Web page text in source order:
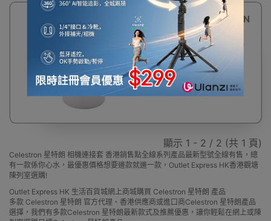
OFF
星特朗CELESTRON
相機轉接筒 T-
Adaptor (M42螺
紋/1.25英寸) | 延長
焦距套筒
$154 $200
顯示 1 - 2 / 2 (共 1 頁)
Celestron 星特朗 相機連接套 香港銷售點全線系列產品最新型號全線有售，總
有一款係你心水，最優惠價格想要邊款就邊一款，Outlet Express HK香港觀塘
陳列室選購!
Outlet Express HK 生活百貨城網上商城購買 Celestron 星特朗 產品
多款 Celestron 星特朗 官方代理、香港供應商或進口商Celestron 星特朗產品
選擇，我們有多款Celestron 星特朗最新款式及推薦優惠，讓你輕鬆在網上或陳